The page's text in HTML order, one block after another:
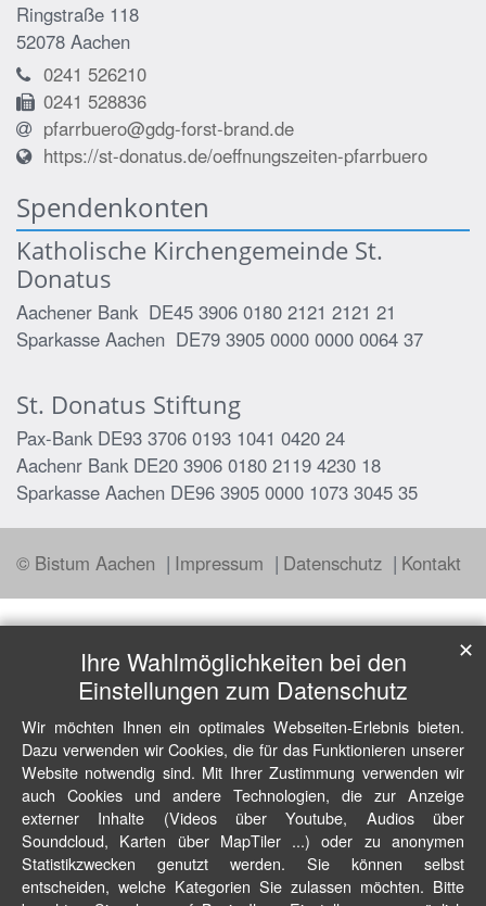
Ringstraße 118
52078 Aachen
0241 526210
0241 528836
pfarrbuero@gdg-forst-brand.de
https://st-donatus.de/oeffnungszeiten-pfarrbuero
Spendenkonten
Katholische Kirchengemeinde St.
Donatus
Aachener Bank DE45 3906 0180 2121 2121 21
Sparkasse Aachen DE79 3905 0000 0000 0064 37
St. Donatus Stiftung
Pax-Bank DE93 3706 0193 1041 0420 24
Aachenr Bank DE20 3906 0180 2119 4230 18
Sparkasse Aachen DE96 3905 0000 1073 3045 35
© Bistum Aachen Impressum Datenschutz Kontakt
Ihre Wahlmöglichkeiten bei den
Einstellungen zum Datenschutz
Wir möchten Ihnen ein optimales Webseiten-Erlebnis bieten.
Dazu verwenden wir Cookies, die für das Funktionieren unserer
Website notwendig sind. Mit Ihrer Zustimmung verwenden wir
auch Cookies und andere Technologien, die zur Anzeige
externer Inhalte (Videos über Youtube, Audios über
Soundcloud, Karten über MapTiler ...) oder zu anonymen
Statistikzwecken genutzt werden. Sie können selbst
entscheiden, welche Kategorien Sie zulassen möchten. Bitte
✕